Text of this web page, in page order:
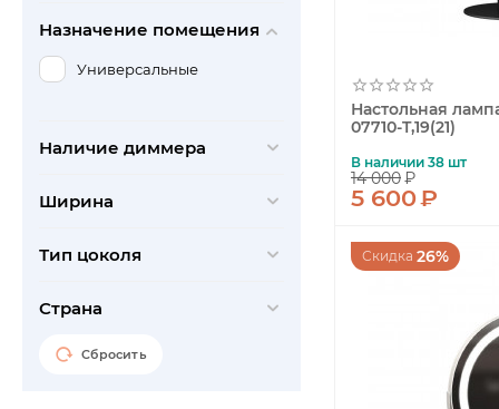
Настольная
07710-T,19(21)
В наличии 38 шт
14 000₽
5 600₽
Скидка 26%
Freya
Ideal Lux
iLedex
Серый
Синий
Назначение помещения
Универсальные
Наличие диммера
Ширина
Тип цоколя
Страна
Сбросить